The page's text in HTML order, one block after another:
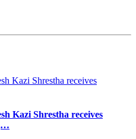
Kazi Shrestha receives